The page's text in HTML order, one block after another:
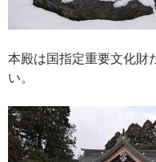
本殿は国指定重要文化財
い。